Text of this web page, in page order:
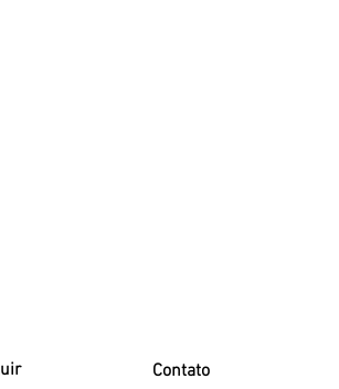
Contato